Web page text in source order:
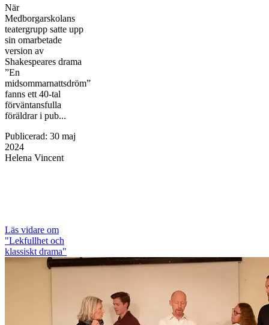
När
Medborgarskolans
teatergrupp satte upp
sin omarbetade
version av
Shakespeares drama
”En
midsommarnattsdröm”
fanns ett 40-tal
förväntansfulla
föräldrar i pub...
Publicerad: 30 maj
2024
Helena Vincent
Läs vidare om
"Lekfullhet och
klassiskt drama"